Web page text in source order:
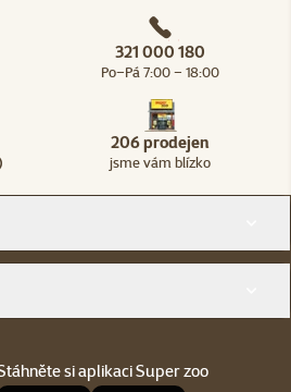
321 000 180
Po–Pá 7:00 – 18:00
206 prodejen
jsme vám blízko
si aplikaci Super zoo